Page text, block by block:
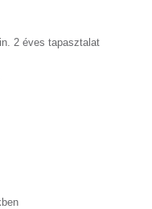
2 éves tapasztalat